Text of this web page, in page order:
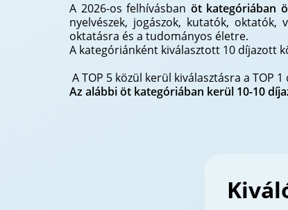
A 2026-os felhívásban öt kategóriában
nyelvészek, jogászok, kutatók,
oktatásra és a tudományos életre.
A kategóriánként kiválasztott 10 díjazott
A TOP 5 közül kerül kiválasztásra a TOP
Az alábbi öt kategóriában kerül 10-10